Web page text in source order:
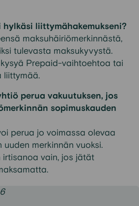
liittymähakemukseni?
maksuhäiriömerkinnästä,
tulevasta maksukyvystä.
Prepaid-vaihtoehtoa tai
liittymää.
perua vakuutuksen, jos
sopimuskauden
perua jo voimassa olevaa
merkinnän vuoksi.
irtisanoa vain, jos jätät